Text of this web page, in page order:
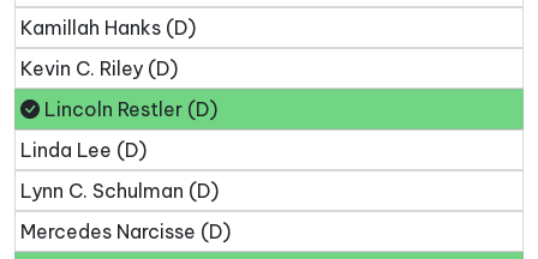
Kamillah Hanks (D)
Kevin C. Riley (D)
Lincoln Restler (D)
Linda Lee (D)
Lynn C. Schulman (D)
Mercedes Narcisse (D)